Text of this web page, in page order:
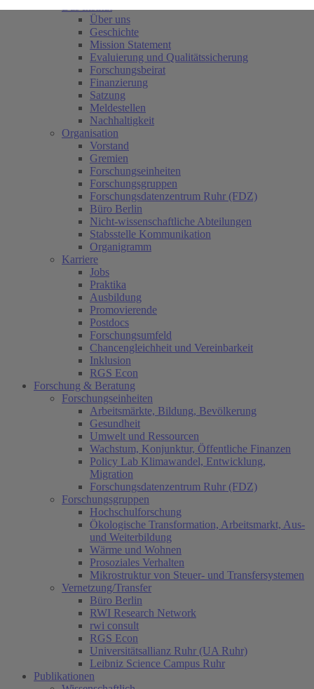
Über uns
Geschichte
Mission Statement
Evaluierung und Qualitätssicherung
Forschungsbeirat
Finanzierung
Satzung
Meldestellen
Nachhaltigkeit
Organisation
Vorstand
Gremien
Forschungseinheiten
Forschungsgruppen
Forschungsdatenzentrum Ruhr (FDZ)
Büro Berlin
Nicht-wissenschaftliche Abteilungen
Stabsstelle Kommunikation
Organigramm
Karriere
Jobs
Praktika
Ausbildung
Promovierende
Postdocs
Forschungsumfeld
Chancengleichheit und Vereinbarkeit
Inklusion
RGS Econ
Forschung & Beratung
Forschungseinheiten
Arbeitsmärkte, Bildung, Bevölkerung
Gesundheit
Umwelt und Ressourcen
Wachstum, Konjunktur, Öffentliche Finanzen
Policy Lab Klimawandel, Entwicklung,
Migration
Forschungsdatenzentrum Ruhr (FDZ)
Forschungsgruppen
Hochschulforschung
Ökologische Transformation, Arbeitsmarkt, Aus-
und Weiterbildung
Wärme und Wohnen
Prosoziales Verhalten
Mikrostruktur von Steuer- und Transfersystemen
Vernetzung/Transfer
Büro Berlin
RWI Research Network
rwi consult
RGS Econ
Universitätsallianz Ruhr (UA Ruhr)
Leibniz Science Campus Ruhr
Publikationen